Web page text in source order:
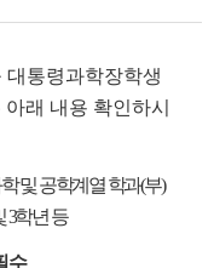
대통령과학장학생
래 내용 확인하시
및 공학계열 학과(부)
3학년 등
수